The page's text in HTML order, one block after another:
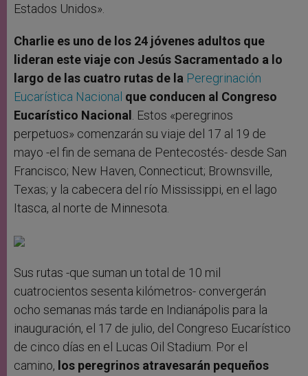
Estados Unidos».
Charlie es uno de los 24 jóvenes adultos que
lideran este viaje con Jesús Sacramentado a lo
largo de las cuatro rutas de la Peregrinación
Eucarística Nacional que conducen al Congreso
Eucarístico Nacional
. Estos «peregrinos
perpetuos» comenzarán su viaje del 17 al 19 de
mayo -el fin de semana de Pentecostés- desde San
Francisco; New Haven, Connecticut; Brownsville,
Texas; y la cabecera del río Mississippi, en el lago
Itasca, al norte de Minnesota.
Sus rutas -que suman un total de 10 mil
cuatrocientos sesenta kilómetros- convergerán
ocho semanas más tarde en Indianápolis para la
inauguración, el 17 de julio, del Congreso Eucarístico
de cinco días en el Lucas Oil Stadium. Por el
camino, los peregrinos atravesarán pequeños